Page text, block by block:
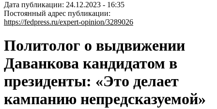
Дата публикации: 24.12.2023 - 16:35
Постоянный адрес публикации:
https://fedpress.ru/expert-opinion/3289026
Политолог о выдвижении
Даванкова кандидатом в
президенты: «Это делает
кампанию непредсказуемой»